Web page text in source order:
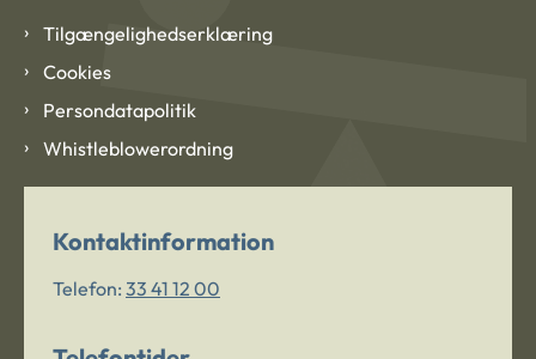
Tilgængelighedserklæring
Cookies
Persondatapolitik
Whistleblowerordning
Kontaktinformation
Telefon: 33 41 12 00